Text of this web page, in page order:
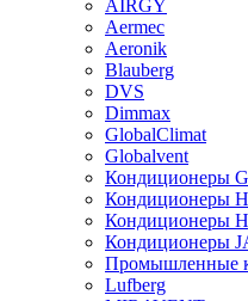
AIRGY
Aermec
Aeronik
Blauberg
DVS
Dimmax
GlobalClimat
Globalvent
Кондиционеры
Кондиционеры
Кондиционеры
Кондиционеры
Промышленные
Lufberg